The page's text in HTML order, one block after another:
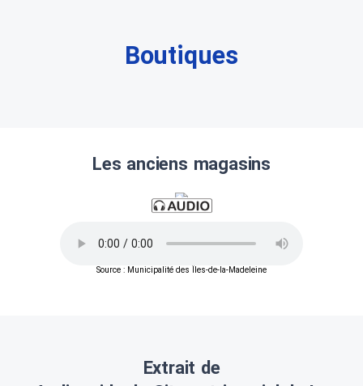
Boutiques
Les anciens magasins
Source : Municipalité des Îles-de-la-Madeleine
Extrait de